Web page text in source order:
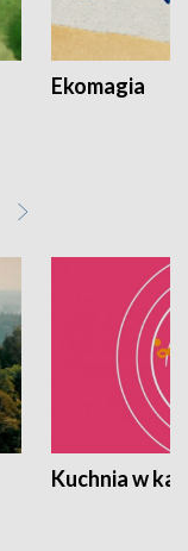
Ekomagia
Kuchnia w